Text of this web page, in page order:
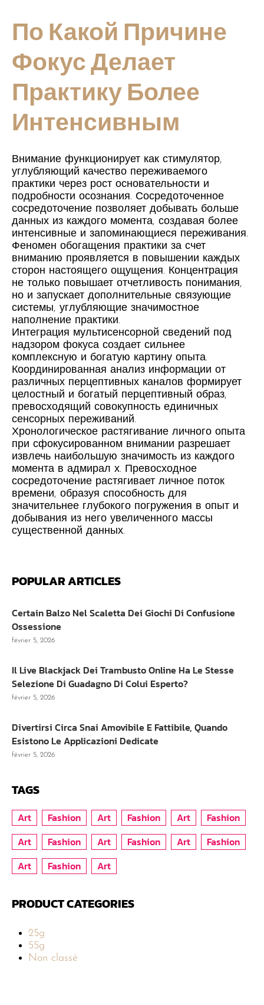
По Какой Причине
Фокус Делает
Практику Более
Интенсивным
Внимание функционирует как стимулятор,
углубляющий качество переживаемого
практики через рост основательности и
подробности осознания. Сосредоточенное
сосредоточение позволяет добывать больше
данных из каждого момента, создавая более
интенсивные и запоминающиеся переживания.
Феномен обогащения практики за счет
вниманию проявляется в повышении каждых
сторон настоящего ощущения. Концентрация
не только повышает отчетливость понимания,
но и запускает дополнительные связующие
системы, углубляющие значимостное
наполнение практики.
Интеграция мультисенсорной сведений под
надзором фокуса создает сильнее
комплексную и богатую картину опыта.
Координированная анализ информации от
различных перцептивных каналов формирует
целостный и богатый перцептивный образ,
превосходящий совокупность единичных
сенсорных переживаний.
Хронологическое растягивание личного опыта
при сфокусированном внимании разрешает
извлечь наибольшую значимость из каждого
момента в адмирал х. Превосходное
сосредоточение растягивает личное поток
времени, образуя способность для
значительнее глубокого погружения в опыт и
добывания из него увеличенного массы
существенной данных.
POPULAR ARTICLES
Certain Balzo Nel Scaletta Dei Giochi Di Confusione
Ossessione
février 5, 2026
Il Live Blackjack Dei Trambusto Online Ha Le Stesse
Selezione Di Guadagno Di Colui Esperto?
février 5, 2026
Divertirsi Circa Snai Amovibile E Fattibile, Quando
Esistono Le Applicazioni Dedicate
février 5, 2026
TAGS
Art Fashion Art Fashion Art
Fashion
Art
Fashion Art Fashion Art
Fashion
Art
Fashion Art
PRODUCT CATEGORIES
25g
55g
Non classé